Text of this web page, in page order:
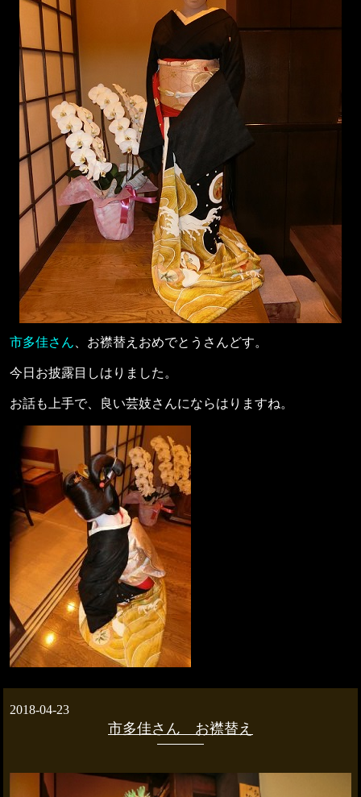
市多佳さん 、お襟替えおめでとうさんどす。
今日お披露目しはりました。
お話も上手で、良い芸妓さんにならはりますね。
2018-04-23
市多佳さん お襟替え